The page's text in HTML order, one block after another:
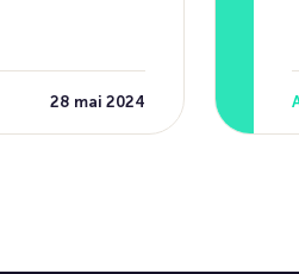
28 mai 2024